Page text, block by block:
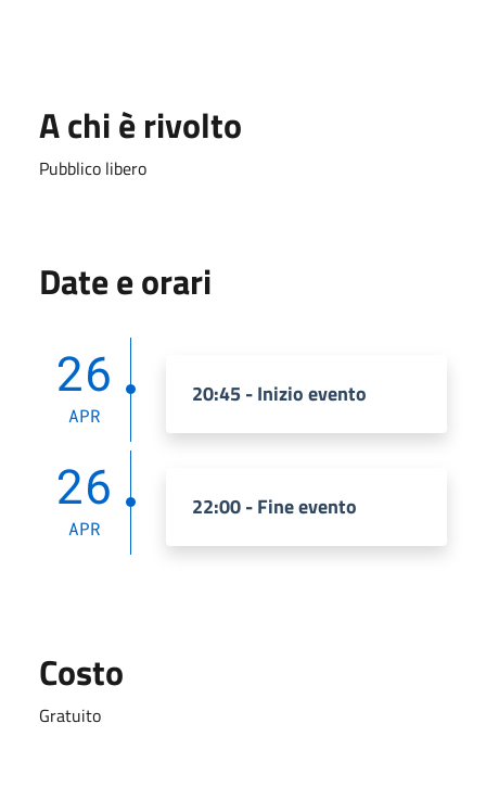
A chi è rivolto
Pubblico libero
Date e orari
26
APR
20:45 - Inizio evento
26
APR
22:00 - Fine evento
Costo
Gratuito